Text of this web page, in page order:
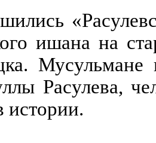
ишана на
Расулева,
истории.